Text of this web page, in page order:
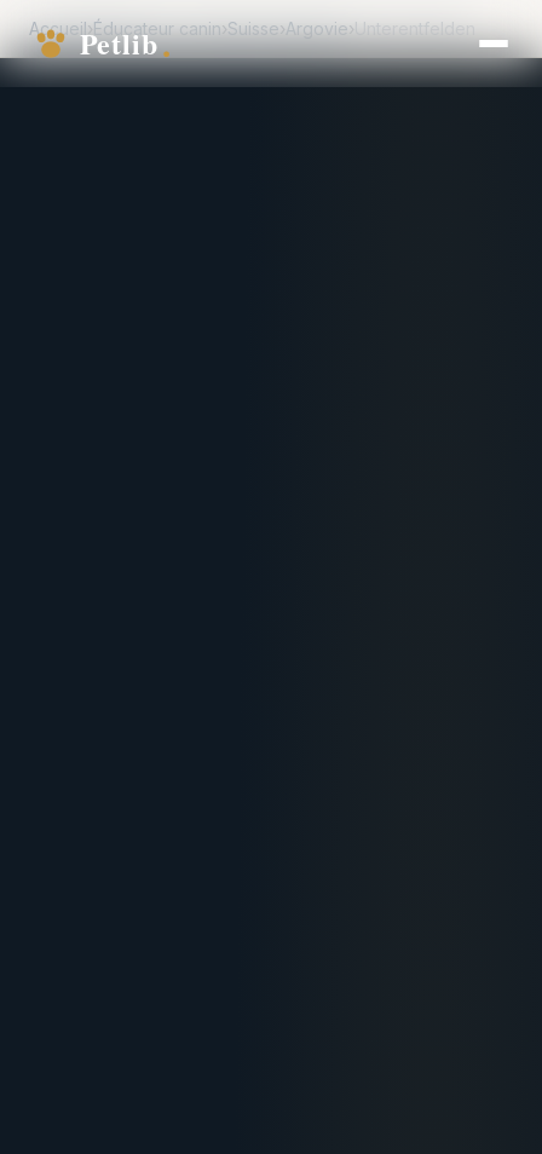
Accueil›Éducateur canin›Suisse›Argovie›Unterentfelden